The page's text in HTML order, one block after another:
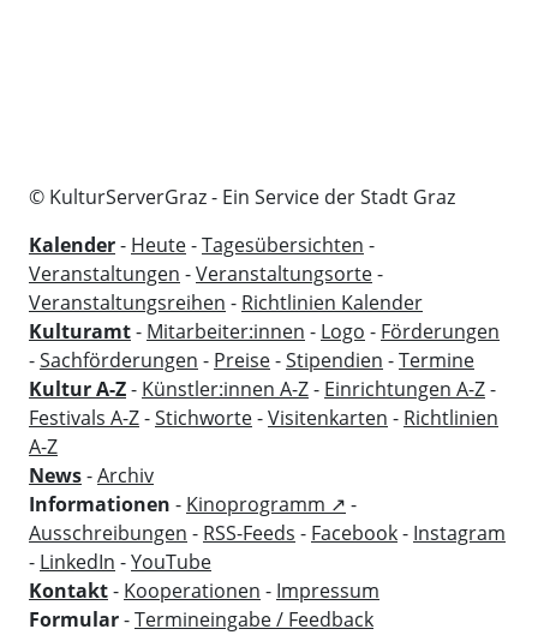
© KulturServerGraz - Ein Service der Stadt Graz
Kalender- Heute-Tagesübersichten -
Veranstaltungen -Veranstaltungsorte-
Veranstaltungsreihen - Richtlinien Kalender
Kulturamt- Mitarbeiter:innen - Logo - Förderungen
-Sachförderungen - Preise-Stipendien -Termine
Kultur A-Z- Künstler:innen A-Z- Einrichtungen A-Z-
Festivals A-Z-Stichworte-Visitenkarten - Richtlinien
A-Z
News-Archiv
Informationen - Kinoprogramm ↗ -
Ausschreibungen - RSS-Feeds - Facebook- Instagram
- LinkedIn -YouTube
Kontakt- Kooperationen - Impressum
Formular-Termineingabe / Feedback